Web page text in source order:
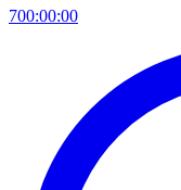
700:00:00